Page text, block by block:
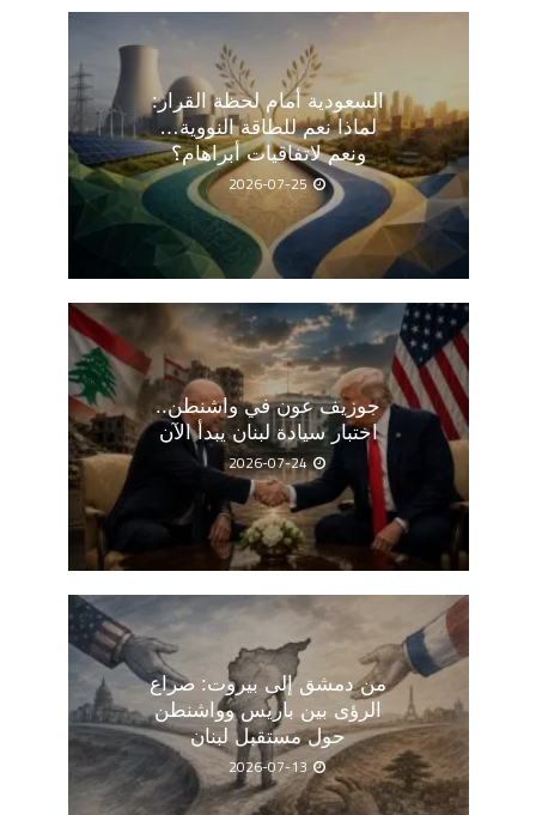
السعودية أمام لحظة القرار:
لماذا نعم للطاقة النووية…
ونعم لاتفاقيات أبراهام؟
2026-07-25
جوزيف عون في واشنطن..
اختبار سيادة لبنان يبدأ الآن
2026-07-24
من دمشق إلى بيروت: صراع
الرؤى بين باريس وواشنطن
حول مستقبل لبنان
2026-07-13